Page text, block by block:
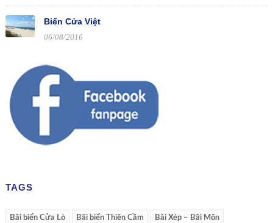
Biển Cửa Việt
06/08/2016
TAGS
Bãi biển Cửa Lò Bãi biển Thiên Cầm Bãi Xép – Bãi Môn